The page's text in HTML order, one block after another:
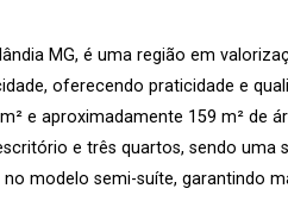
MG, é uma região em
oferecendo praticidade e
e aproximadamente 159 m² de
e três quartos, sendo uma
modelo semi-suíte, garantindo